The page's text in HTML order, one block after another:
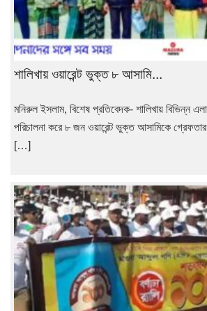
শালিখায় ওয়ারেন্ট ভুক্ত ৮ আসামি...
মনিরুল ইসলাম, বিশেষ প্রতিবেদক- শালিখায় বিভিন্ন
পরিচালনা করে ৮ জন ওয়ারেন্ট ভুক্ত আসামিকে
[…]